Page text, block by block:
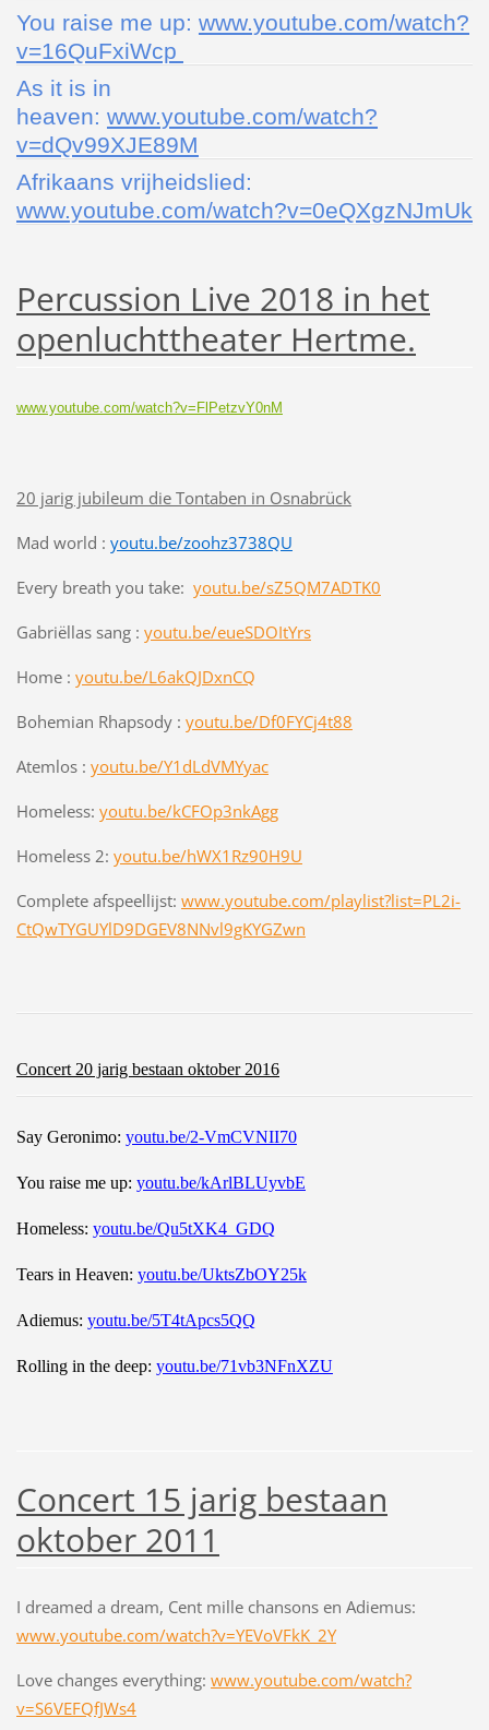
You raise me up: www.youtube.com/watch?
v=16QuFxiWcp
As it is in
heaven: www.youtube.com/watch?
v=dQv99XJE89M
Afrikaans vrijheidslied:
www.youtube.com/watch?v=0eQXgzNJmUk
Percussion Live 2018 in het
openluchttheater Hertme.
www.youtube.com/watch?v=FlPetzvY0nM
20 jarig jubileum die Tontaben in Osnabrück
Mad world : youtu.be/zoohz3738QU
Every breath you take: youtu.be/sZ5QM7ADTK0
Gabriëllas sang : youtu.be/eueSDOItYrs
Home : youtu.be/L6akQJDxnCQ
Bohemian Rhapsody : youtu.be/Df0FYCj4t88
Atemlos : youtu.be/Y1dLdVMYyac
Homeless: youtu.be/kCFOp3nkAgg
Homeless 2: youtu.be/hWX1Rz90H9U
Complete afspeellijst: www.youtube.com/playlist?list=PL2i-
CtQwTYGUYlD9DGEV8NNvl9gKYGZwn
Concert 20 jarig bestaan oktober 2016
Say Geronimo: youtu.be/2-VmCVNII70
You raise me up: youtu.be/kArlBLUyvbE
Homeless: youtu.be/Qu5tXK4_GDQ
Tears in Heaven: youtu.be/UktsZbOY25k
Adiemus: youtu.be/5T4tApcs5QQ
Rolling in the deep: youtu.be/71vb3NFnXZU
Concert 15 jarig bestaan
oktober 2011
I dreamed a dream, Cent mille chansons en Adiemus:
www.youtube.com/watch?v=YEVoVFkK_2Y
Love changes everything: www.youtube.com/watch?
v=S6VEFQfJWs4